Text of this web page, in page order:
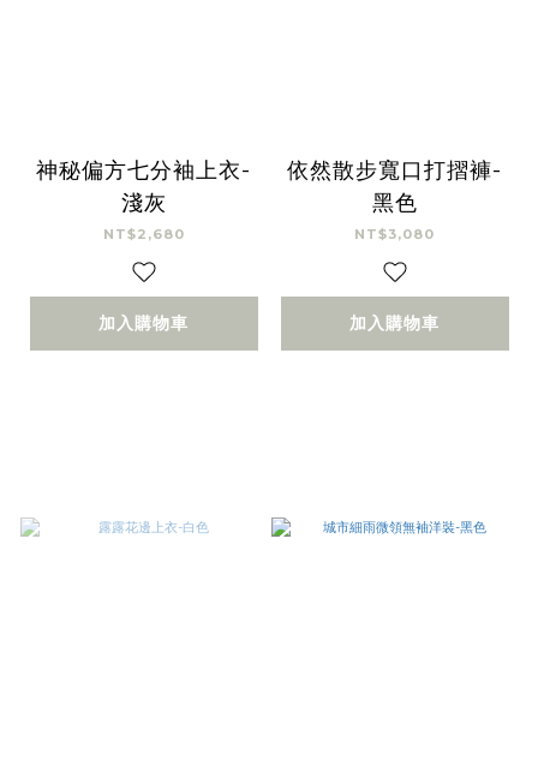
神秘偏方七分袖上衣-
淺灰
NT$2,680
加入購物車
依然散步寬口打摺褲-
黑色
NT$3,080
加入購物車